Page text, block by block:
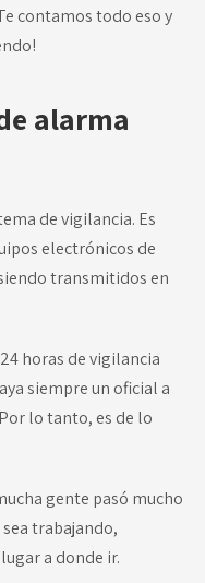
contamos todo eso y
alarma
de vigilancia. Es
electrónicos de
transmitidos en
horas de vigilancia
siempre un oficial a
lo tanto, es de lo
gente pasó mucho
sea trabajando,
a donde ir.